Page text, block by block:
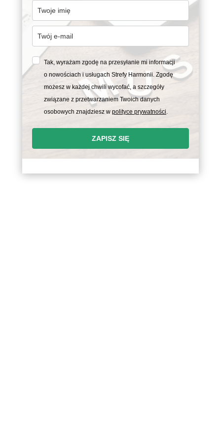
Tak, wyrażam zgodę na przesyłanie mi informacji
o nowościach i usługach Strefy Harmonii. Zgodę
możesz w każdej chwili wycofać, a szczegóły
związane z przetwarzaniem Twoich danych
osobowych znajdziesz w polityce prywatności.
ZAPISZ SIĘ